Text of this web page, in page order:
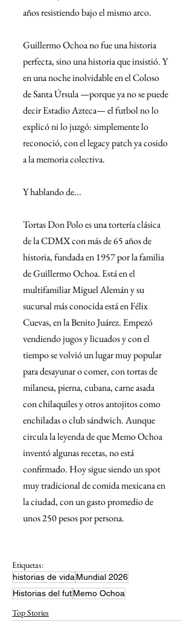
años resistiendo bajo el mismo arco.
Guillermo Ochoa no fue una historia
perfecta, sino una historia que insistió. Y
en una noche inolvidable en el Coloso
de Santa Úrsula —porque ya no se puede
decir Estadio Azteca— el futbol no lo
explicó ni lo juzgó: simplemente lo
reconoció, con el legacy patch ya cosido
a la memoria colectiva.
Y hablando de...
Tortas Don Polo es una tortería clásica
de la CDMX con más de 65 años de
historia, fundada en 1957 por la familia
de Guillermo Ochoa. Está en el
multifamiliar Miguel Alemán y su
sucursal más conocida está en Félix
Cuevas, en la Benito Juárez. Empezó
vendiendo jugos y licuados y con el
tiempo se volvió un lugar muy popular
para desayunar o comer, con tortas de
milanesa, pierna, cubana, carne asada
con chilaquiles y otros antojitos como
enchiladas o club sándwich. Aunque
circula la leyenda de que Memo Ochoa
inventó algunas recetas, no está
confirmado. Hoy sigue siendo un spot
muy tradicional de comida mexicana en
la ciudad, con un gasto promedio de
unos 250 pesos por persona.
Etiquetas:
historias de vida Mundial 2026
Historias del futMemo Ochoa
Top Stories